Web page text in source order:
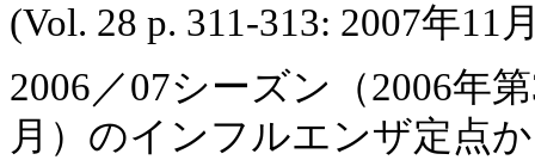
(Vol. 28 p. 311-313: 2007年11
2006／07シーズン（2006年
月）のインフルエンザ定点